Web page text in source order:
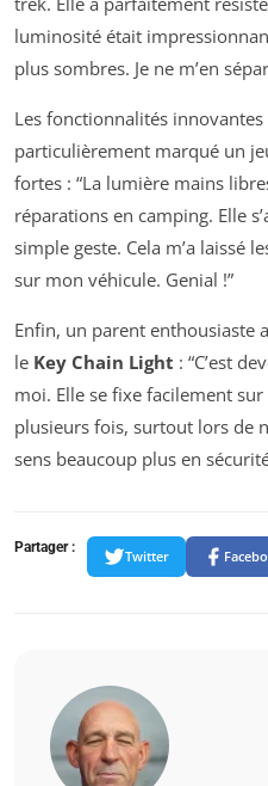
luminosité était
plus sombres. Je ne m’en
Les fonctionnalités
particulièrement marqué un
fortes : “La lumière mains
réparations en camping. Elle
simple geste. Cela m’a laissé
sur mon véhicule. Genial !”
Enfin, un parent enthousiaste
le Key Chain Light : “C’est
moi. Elle se fixe facilement
plusieurs fois, surtout lors de
sens beaucoup plus en
Partager :
Twitter